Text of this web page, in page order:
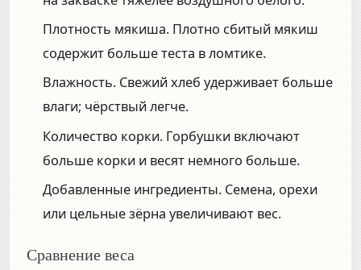
Плотность мякиша. Плотно сбитый мякиш
содержит больше теста в ломтике.
Влажность. Свежий хлеб удерживает больше
влаги; чёрствый легче.
Количество корки. Горбушки включают
больше корки и весят немного больше.
Добавленные ингредиенты. Семена, орехи
или цельные зёрна увеличивают вес.
Сравнение веса